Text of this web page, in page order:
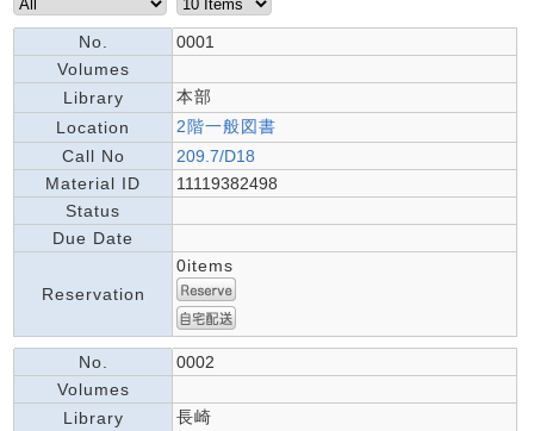
No.
0001
Volumes
Library
本部
Location
2階一般図書
Call No
209.7/D18
Material ID
11119382498
Status
Due Date
Reservation
0items
No.
0002
Volumes
Library
長崎